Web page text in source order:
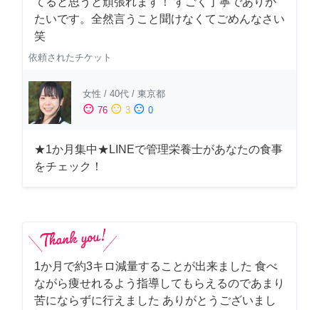
たいです。全然言うこと聞けなくてごめんなさい
笑
依頼されたチケット
女性 / 40代 / 東京都
sentiment_satisfied 76 sentiment_neutral 3 sentiment_dissatisfied 0
★1か月集中★LINEで管理栄養士があなたの食事
をチェック！
1か月で約3キロ減量することが出来ました 食べ
ながら痩せれるよう指導してもらえるのであまり
苦にならずに行えました ありがとうございまし